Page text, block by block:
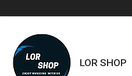
LOR SHOP